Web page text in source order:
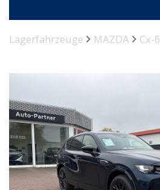
Lagerfahrzeuge MAZDA Cx-